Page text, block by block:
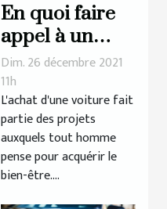
En quoi faire
appel à un
mandataire
auto est-il
avantageux ?
Dim. 26 décembre 2021
11h
L'achat d'une voiture fait
partie des projets
auxquels tout homme
pense pour acquérir le
bien-être....